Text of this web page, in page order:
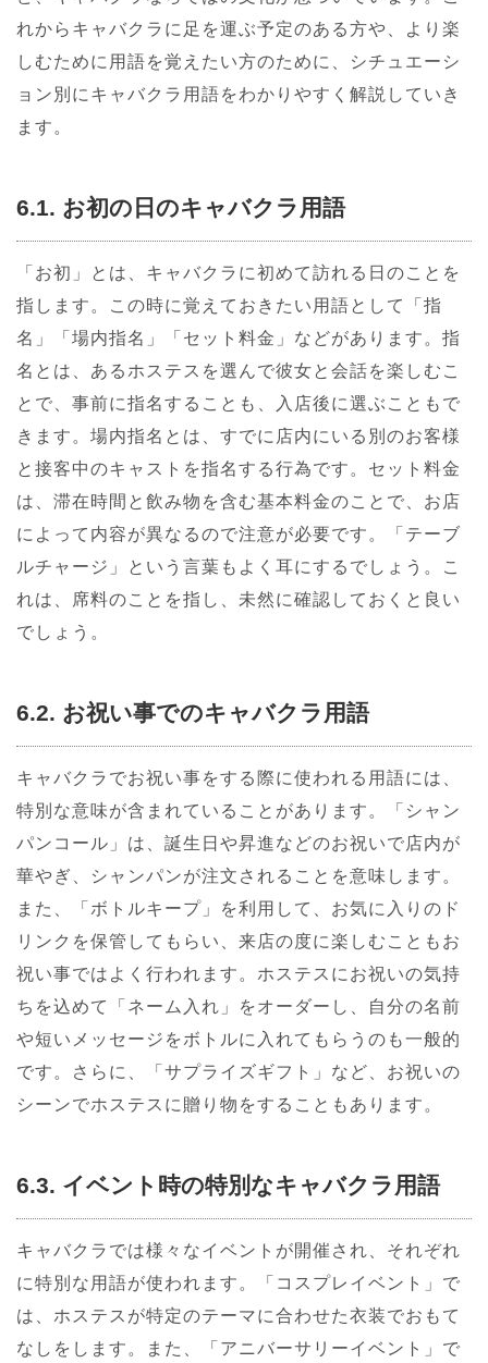
れからキャバクラに足を運ぶ予定のある方や、より楽
しむために用語を覚えたい方のために、シチュエーシ
ョン別にキャバクラ用語をわかりやすく解説していき
ます。
6.1. お初の日のキャバクラ用語
「お初」とは、キャバクラに初めて訪れる日のことを
指します。この時に覚えておきたい用語として「指
名」「場内指名」「セット料金」などがあります。指
名とは、あるホステスを選んで彼女と会話を楽しむこ
とで、事前に指名することも、入店後に選ぶこともで
きます。場内指名とは、すでに店内にいる別のお客様
と接客中のキャストを指名する行為です。セット料金
は、滞在時間と飲み物を含む基本料金のことで、お店
によって内容が異なるので注意が必要です。「テーブ
ルチャージ」という言葉もよく耳にするでしょう。こ
れは、席料のことを指し、未然に確認しておくと良い
でしょう。
6.2. お祝い事でのキャバクラ用語
キャバクラでお祝い事をする際に使われる用語には、
特別な意味が含まれていることがあります。「シャン
パンコール」は、誕生日や昇進などのお祝いで店内が
華やぎ、シャンパンが注文されることを意味します。
また、「ボトルキープ」を利用して、お気に入りのド
リンクを保管してもらい、来店の度に楽しむこともお
祝い事ではよく行われます。ホステスにお祝いの気持
ちを込めて「ネーム入れ」をオーダーし、自分の名前
や短いメッセージをボトルに入れてもらうのも一般的
です。さらに、「サプライズギフト」など、お祝いの
シーンでホステスに贈り物をすることもあります。
6.3. イベント時の特別なキャバクラ用語
キャバクラでは様々なイベントが開催され、それぞれ
に特別な用語が使われます。「コスプレイベント」で
は、ホステスが特定のテーマに合わせた衣装でおもて
なしをします。また、「アニバーサリーイベント」で